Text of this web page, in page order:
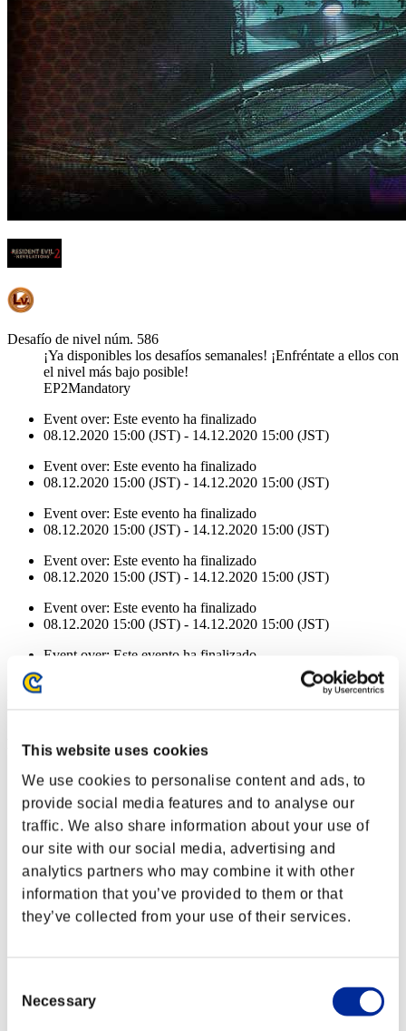
This website uses cookies
We use cookies to personalise content and ads, to
provide social media features and to analyse our
traffic. We also share information about your use of
our site with our social media, advertising and
analytics partners who may combine it with other
information that you’ve provided to them or that
they’ve collected from your use of their services.
Selection
Necessary
Desafío de nivel núm. 586
¡Ya disponibles los desafíos semanales! ¡Enfréntate a ellos con
el nivel más bajo posible!
EP2Mandatory
Event over: Este evento ha finalizado
08.12.2020 15:00 (JST) - 14.12.2020 15:00 (JST)
Event over: Este evento ha finalizado
08.12.2020 15:00 (JST) - 14.12.2020 15:00 (JST)
Event over: Este evento ha finalizado
08.12.2020 15:00 (JST) - 14.12.2020 15:00 (JST)
Event over: Este evento ha finalizado
08.12.2020 15:00 (JST) - 14.12.2020 15:00 (JST)
Event over: Este evento ha finalizado
08.12.2020 15:00 (JST) - 14.12.2020 15:00 (JST)
Event over: Este evento ha finalizado
08.12.2020 15:00 (JST) - 14.12.2020 15:00 (JST)
Recompensas de evento
Por logros
Nvl. de personaje: 100 o menos
Largo alcance
Nvl. de personaje: 80 o menos
Múltiple + 2
Lv.1
Nvl. de personaje: 60 o menos